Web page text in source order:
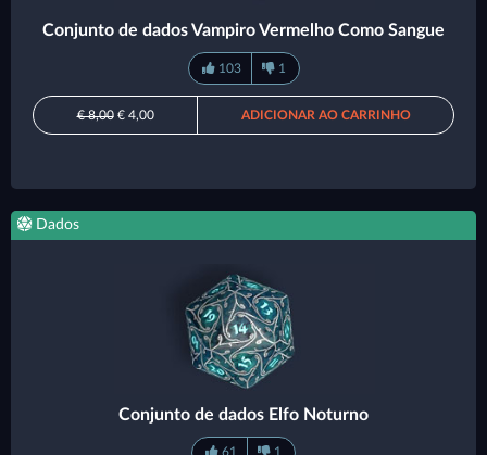
Conjunto de dados Vampiro Vermelho Como Sangue
103 1
€ 8,00€ 4,00 ADICIONAR AO CARRINHO
Dados
Conjunto de dados Elfo Noturno
61 1